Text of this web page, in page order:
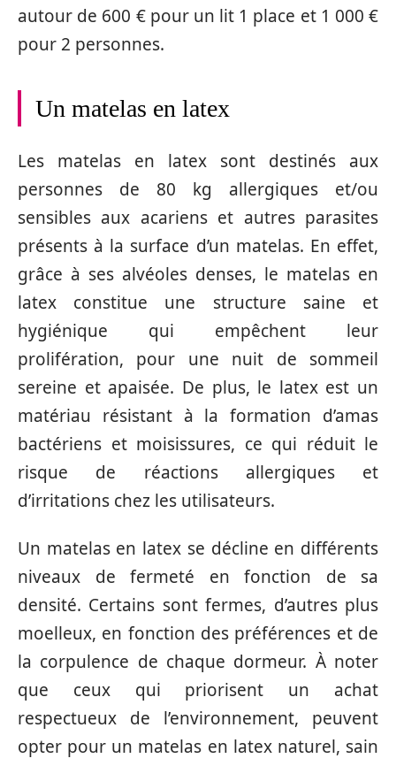
autour de 600 € pour un lit 1 place et 1 000 €
pour 2 personnes.
Un matelas en latex
Les matelas en latex sont destinés aux
personnes de 80 kg allergiques et/ou
sensibles aux acariens et autres parasites
présents à la surface d’un matelas. En effet,
grâce à ses alvéoles denses, le matelas en
latex constitue une structure saine et
hygiénique qui empêchent leur
prolifération, pour une nuit de sommeil
sereine et apaisée. De plus, le latex est un
matériau résistant à la formation d’amas
bactériens et moisissures, ce qui réduit le
risque de réactions allergiques et
d’irritations chez les utilisateurs.
Un matelas en latex se décline en différents
niveaux de fermeté en fonction de sa
densité. Certains sont fermes, d’autres plus
moelleux, en fonction des préférences et de
la corpulence de chaque dormeur. À noter
que ceux qui priorisent un achat
respectueux de l’environnement, peuvent
opter pour un matelas en latex naturel, sain